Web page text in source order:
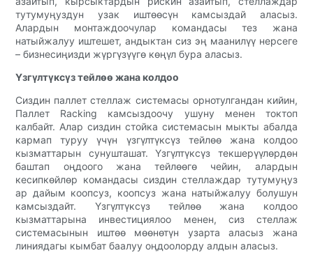
тутумуңуздун узак иштөөсүн камсыздай аласыз.
Алардын монтаждоочулар командасы тез жана
натыйжалуу иштешет, андыктан сиз эң маанилүү нерсеге
– бизнесиңизди жүргүзүүгө көңүл бура аласыз.
Үзгүлтүксүз тейлөө жана колдоо
Сиздин паллет стеллаж системасы орнотулгандан кийин,
Паллет Racking камсыздоочу ушуну менен токтоп
калбайт. Алар сиздин стойка системасын мыкты абалда
кармап туруу үчүн үзгүлтүксүз тейлөө жана колдоо
кызматтарын сунушташат. Үзгүлтүксүз текшерүүлөрдөн
баштап оңдоого жана тейлөөгө чейин, алардын
кесипкөйлөр командасы сиздин стеллаждар тутумуңуз
ар дайым коопсуз, коопсуз жана натыйжалуу болушун
камсыздайт. Үзгүлтүксүз тейлөө жана колдоо
кызматтарына инвестициялоо менен, сиз стеллаж
системасынын иштөө мөөнөтүн узарта аласыз жана
линиядагы кымбат баалуу оңдоолорду алдын аласыз.